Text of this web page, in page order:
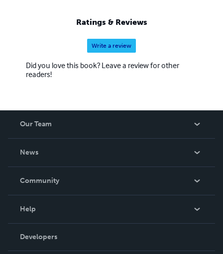
Ratings & Reviews
Write a review
Did you love this book? Leave a review for other
readers!
Our Team
News
In The News
Community
Podcast
Help
Order Lookup
Knowledge Base
Developers